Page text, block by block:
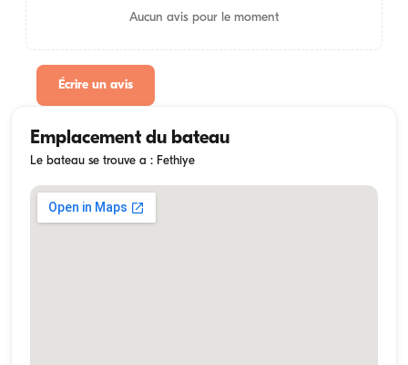
Aucun avis pour le moment
Écrire un avis
Emplacement du bateau
Le bateau se trouve a : Fethiye